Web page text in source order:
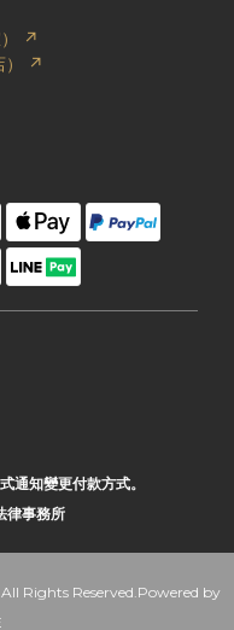
） ↗
） ↗
通知變更付款方式。
律事務所
Rights Reserved.Powered by